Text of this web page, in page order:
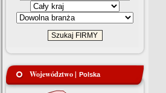
Województwo | Polska